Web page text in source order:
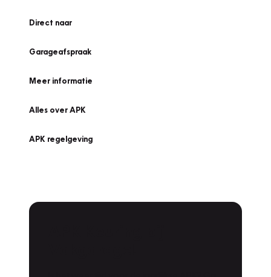
Direct naar
Garageafspraak
Meer informatie
Alles over APK
APK regelgeving